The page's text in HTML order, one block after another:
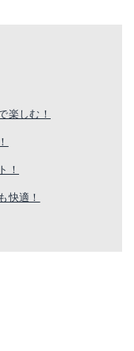
楽しむ！
！
快適！